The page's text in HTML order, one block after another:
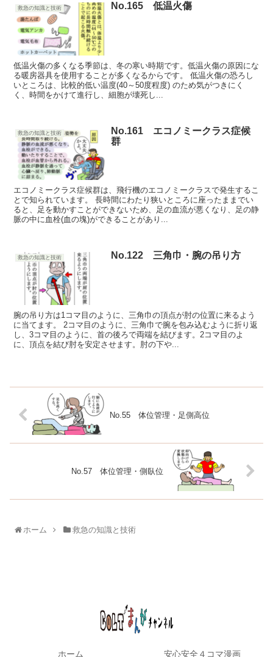
救急の知識と技術 No.165 低温火傷
低温火傷の多くなる季節は、冬の寒い時期です。低温火傷の原因にな
る暖房器具を使用することが多くなるからです。 低温火傷の恐ろし
いところは、比較的低い温度(40～50度程度) のため気がつきにく
く、時間をかけて進行し、細胞が壊死し...
救急の知識と技術
No.161 エコノミークラス症候
群
エコノミークラス症候群は、飛行機のエコノミークラスで発生するこ
とで知られています。 長時間にわたり狭いところに座ったままでい
ると、足を動かすことができないため、足の血流が悪くなり、足の静
脈の中に血栓(血の塊)ができることがあり...
救急の知識と技術 No.122 三角巾・腕の吊り方
腕の吊り方は1コマ目のように、三角巾の頂点が肘の位置に来るよう
に当てます。 2コマ目のように、三角巾で腕を包み込むように折り返
し、3コマ目のように、首の後ろで両端を結びます。2コマ目のよ
に、頂点を結び肘を安定させます。肘の下や...
No.55 体位管理・足側高位
No.57 体位管理・側臥位
ホーム 救急の知識と技術
ホーム 安心安全４コマ漫画